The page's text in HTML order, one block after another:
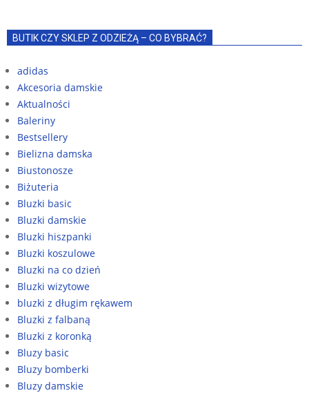
BUTIK CZY SKLEP Z ODZIEŻĄ – CO BYBRAĆ?
adidas
Akcesoria damskie
Aktualności
Baleriny
Bestsellery
Bielizna damska
Biustonosze
Biżuteria
Bluzki basic
Bluzki damskie
Bluzki hiszpanki
Bluzki koszulowe
Bluzki na co dzień
Bluzki wizytowe
bluzki z długim rękawem
Bluzki z falbaną
Bluzki z koronką
Bluzy basic
Bluzy bomberki
Bluzy damskie